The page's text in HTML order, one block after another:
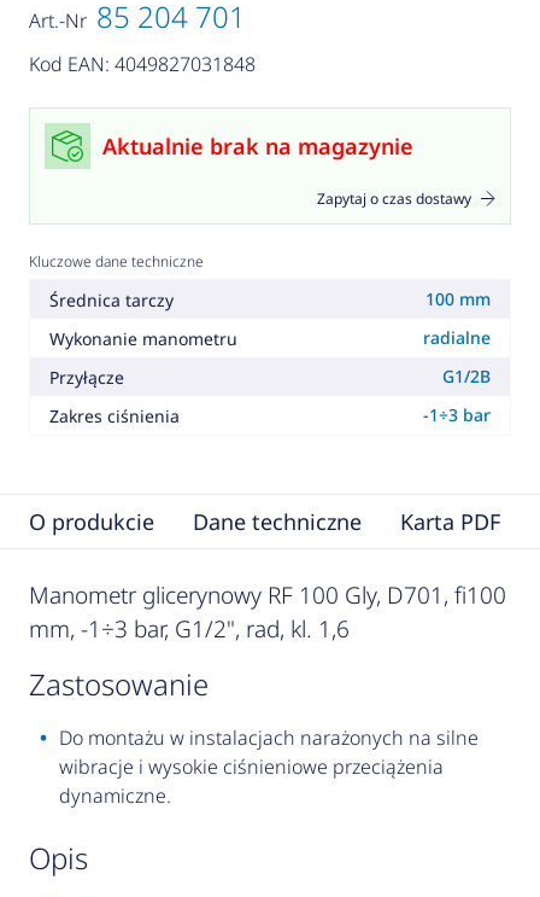
Art.-Nr 85 204 701
Kod EAN: 4049827031848
Aktualnie brak na magazynie
Zapytaj o czas dostawy
Kluczowe dane techniczne
Średnica tarczy
100 mm
Wykonanie manometru
radialne
Przyłącze
G1/2B
Zakres ciśnienia
-1÷3 bar
O produkcie Dane techniczne Karta PDF
Manometr glicerynowy RF 100 Gly, D701, fi100
mm, -1÷3 bar, G1/2", rad, kl. 1,6
zastosowanie
Do montażu w instalacjach narażonych na silne
wibracje i wysokie ciśnieniowe przeciążenia
dynamiczne.
opis